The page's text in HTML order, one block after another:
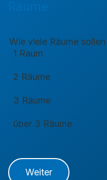
Wie viele Räume
1 Raum
2 Räume
3 Räume
über 3 Räume
Weiter